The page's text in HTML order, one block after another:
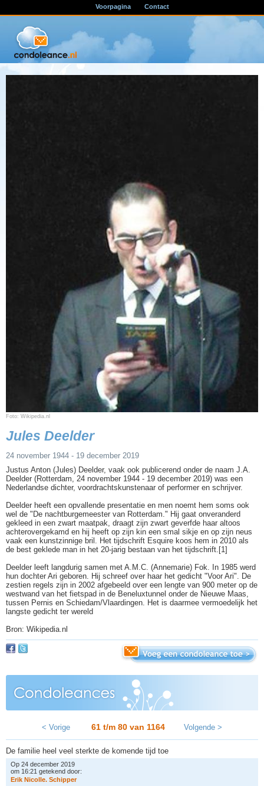
Voorpagina Contact
Foto: Wikipedia.nl
Jules Deelder
24 november 1944 - 19 december 2019
Justus Anton (Jules) Deelder, vaak ook publicerend onder de naam J.A.
Deelder (Rotterdam, 24 november 1944 - 19 december 2019) was een
Nederlandse dichter, voordrachtskunstenaar of performer en schrijver.
Deelder heeft een opvallende presentatie en men noemt hem soms ook
wel de "De nachtburgemeester van Rotterdam." Hij gaat onveranderd
gekleed in een zwart maatpak, draagt zijn zwart geverfde haar altoos
achterovergekamd en hij heeft op zijn kin een smal sikje en op zijn neus
vaak een kunstzinnige bril. Het tijdschrift Esquire koos hem in 2010 als
de best geklede man in het 20-jarig bestaan van het tijdschrift.[1]
Deelder leeft langdurig samen met A.M.C. (Annemarie) Fok. In 1985 werd
hun dochter Ari geboren. Hij schreef over haar het gedicht "Voor Ari". De
zestien regels zijn in 2002 afgebeeld over een lengte van 900 meter op de
westwand van het fietspad in de Beneluxtunnel onder de Nieuwe Maas,
tussen Pernis en Schiedam/Vlaardingen. Het is daarmee vermoedelijk het
langste gedicht ter wereld
Bron: Wikipedia.nl
< Vorige 61 t/m 80 van 1164 Volgende >
De familie heel veel sterkte de komende tijd toe
Op 24 december 2019
om 16:21 getekend door:
Erik Nicolle. Schipper